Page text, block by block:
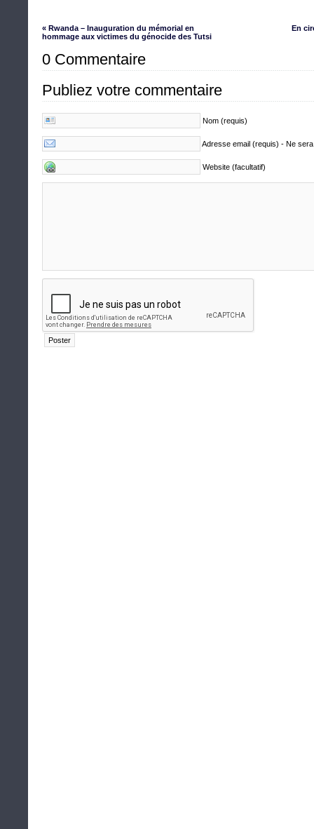
« Rwanda – Inauguration du mémorial en
hommage aux victimes du génocide des Tutsi
En
0 Commentaire
Publiez votre commentaire
Nom (requis)
Adresse email (requis) - Ne
Website (facultatif)